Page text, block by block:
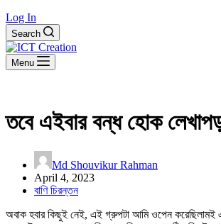
Log In
Search
Menu
তবে এইবার বন্ধ হোক
Md Shouvikur Rahman
April 4, 2023
বাণি চিরন্তন
অবাক হবার কিছুই নেই, এই গ্রুপটা আমি ওপেন